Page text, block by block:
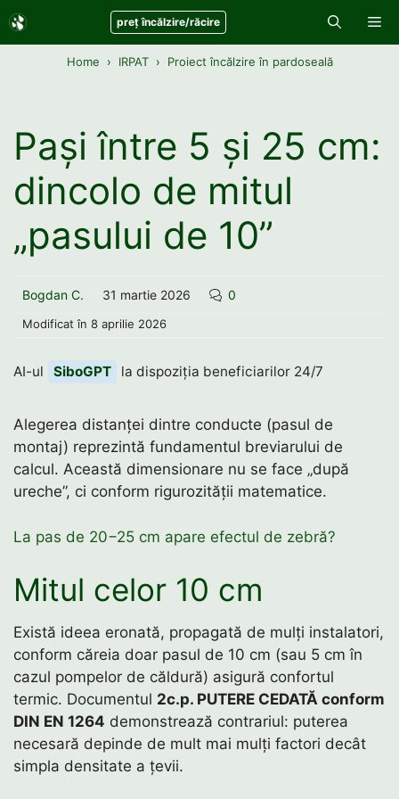
Sari
la
preț încălzire/răcire
Home IRPAT Proiect încălzire în pardoseală
Pași între 5 și 25 cm:
dincolo de mitul
„pasului de 10”
Bogdan C. 31 martie 2026 0
Modificat în 8 aprilie 2026
AI-ul SiboGPT la dispoziția beneficiarilor 24/7
Alegerea distanței dintre conducte (pasul de
montaj) reprezintă fundamentul breviarului de
calcul. Această dimensionare nu se face „după
ureche”, ci conform rigurozității matematice.
La pas de 20−25 cm apare efectul de zebră?
Mitul celor 10 cm
Există ideea eronată, propagată de mulți instalatori,
conform căreia doar pasul de 10 cm (sau 5 cm în
cazul pompelor de căldură) asigură confortul
termic. Documentul 2c.p. PUTERE CEDATĂ conform
DIN EN 1264 demonstrează contrariul: puterea
necesară depinde de mult mai mulți factori decât
simpla densitate a țevii.